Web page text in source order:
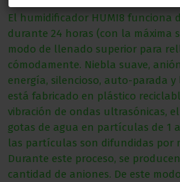
El humidificador HUMI8 funciona
durante 24 horas (con la máxima
modo de llenado superior para
cómodamente. Niebla suave,
energía, silencioso, auto-parada
está fabricado en plástico
vibración de ondas ultrasónicas,
gotas de agua en partículas de 1
las partículas son difundidas por
Durante este proceso, se
cantidad de aniones. De este